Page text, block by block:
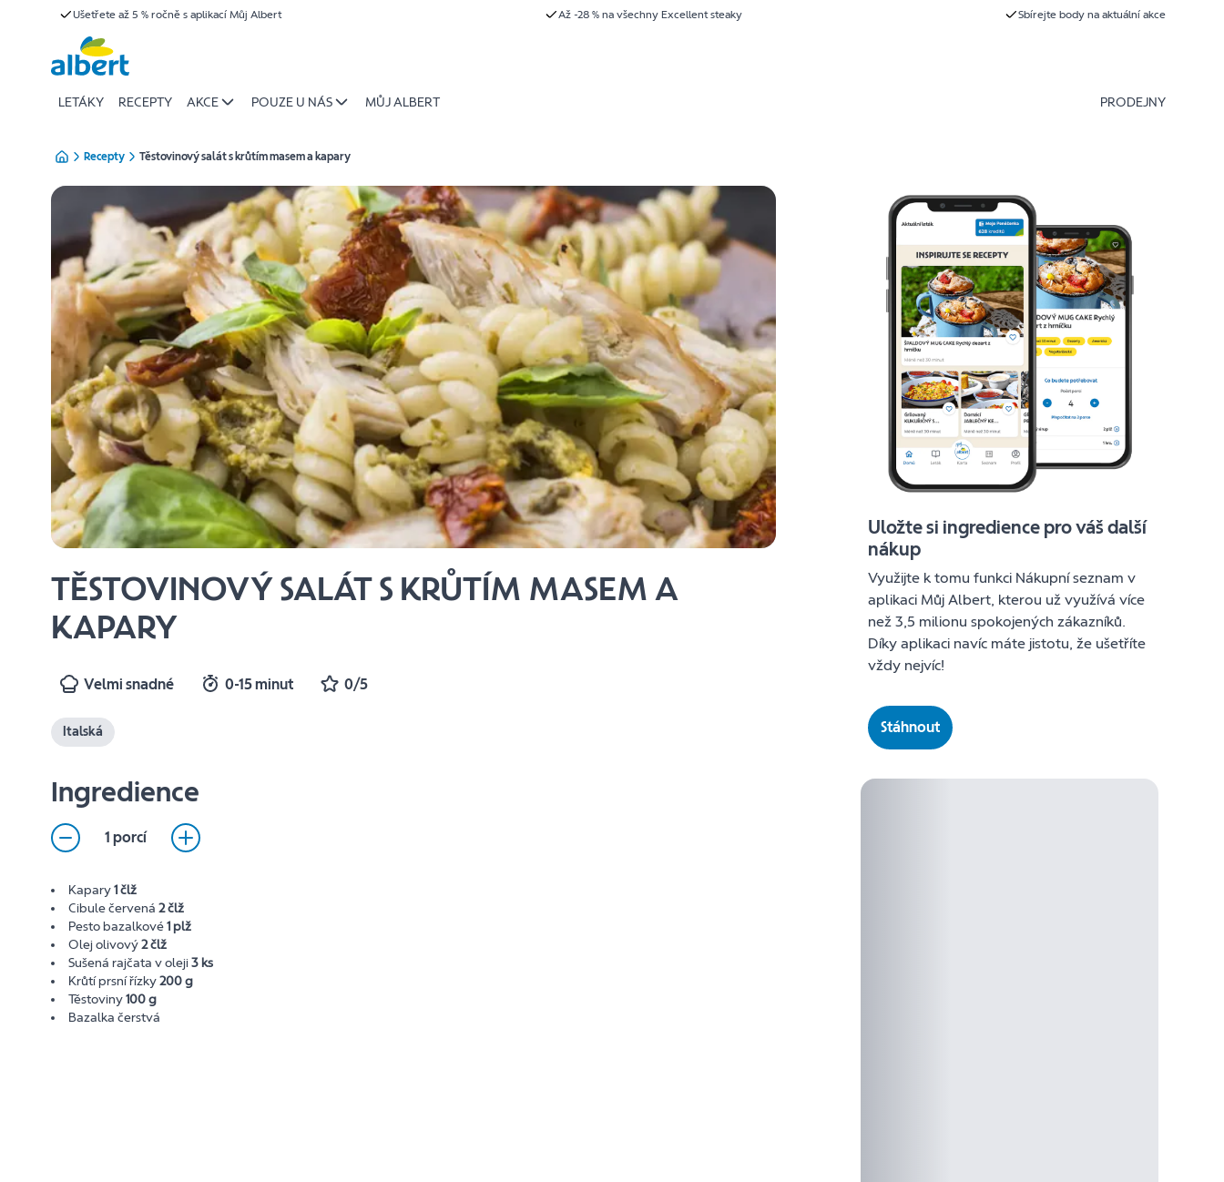
Ušetřete až 5 % ročně s aplikací Můj Albert Až -28 % na všechny Excellent steaky Sbírejte body na aktuální akce
LETÁKY RECEPTY AKCE POUZE U NÁS MŮJ ALBERT PRODEJNY
Recepty Těstovinový salát s krůtím masem a kapary
TĚSTOVINOVÝ SALÁT S KRŮTÍM MASEM A
KAPARY
Velmi snadné 0-15 minut 0/5
Italská
Ingredience
1 porcí
Kapary1 člž
Cibule červená2 člž
Pesto bazalkové1 plž
Olej olivový2 člž
Sušená rajčata v oleji3 ks
Krůtí prsní řízky200 g
Těstoviny100 g
Bazalka čerstvá
Uložte si ingredience pro váš další
nákup
Využijte k tomu funkci Nákupní seznam v
aplikaci Můj Albert, kterou už využívá více
než 3,5 milionu spokojených zákazníků.
Díky aplikaci navíc máte jistotu, že ušetříte
vždy nejvíc!
Stáhnout